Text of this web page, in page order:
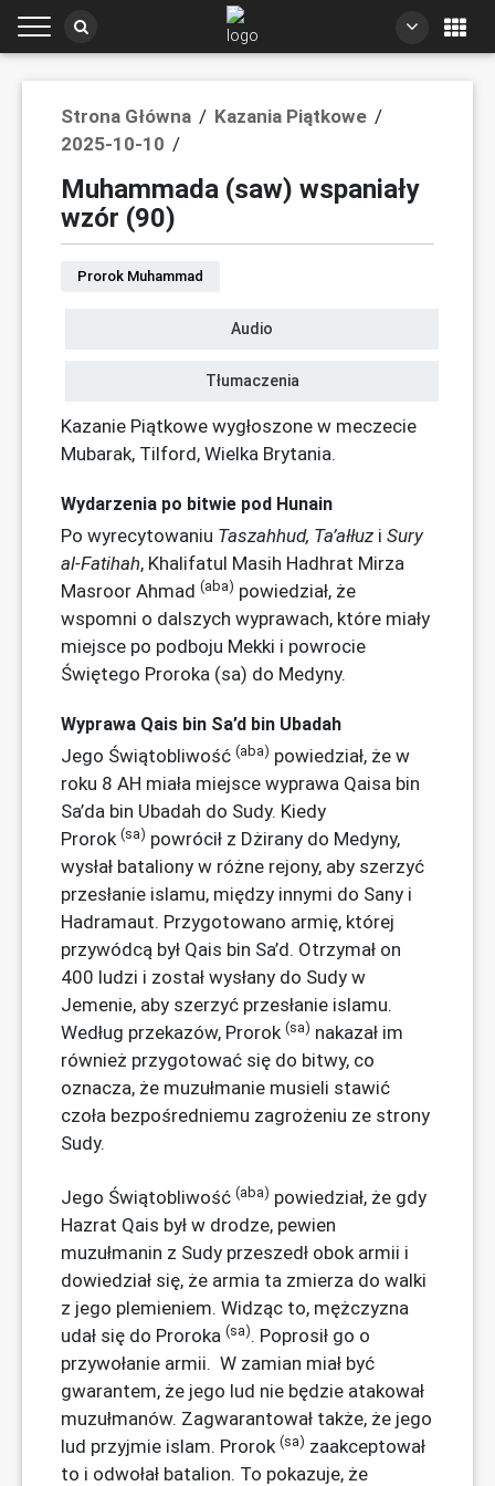
Strona Główna / Kazania Piątkowe /
2025-10-10 /
Muhammada (saw) wspaniały
wzór (90)
Prorok Muhammad
Audio
Tłumaczenia
Kazanie Piątkowe wygłoszone w meczecie
Mubarak, Tilford, Wielka Brytania.
Wydarzenia po bitwie pod Hunain
Po wyrecytowaniu Taszahhud, Ta’ałłuz i Sury
al-Fatihah, Khalifatul Masih Hadhrat Mirza
Masroor Ahmad (aba) powiedział, że
wspomni o dalszych wyprawach, które miały
miejsce po podboju Mekki i powrocie
Świętego Proroka (sa) do Medyny.
Wyprawa Qais bin Sa’d bin Ubadah
Jego Świątobliwość (aba) powiedział, że w
roku 8 AH miała miejsce wyprawa Qaisa bin
Sa’da bin Ubadah do Sudy. Kiedy
Prorok (sa) powrócił z Dżirany do Medyny,
wysłał bataliony w różne rejony, aby szerzyć
przesłanie islamu, między innymi do Sany i
Hadramaut. Przygotowano armię, której
przywódcą był Qais bin Sa’d. Otrzymał on
400 ludzi i został wysłany do Sudy w
Jemenie, aby szerzyć przesłanie islamu.
Według przekazów, Prorok (sa) nakazał im
również przygotować się do bitwy, co
oznacza, że ​​muzułmanie musieli stawić
czoła bezpośredniemu zagrożeniu ze strony
Sudy.
Jego Świątobliwość (aba) powiedział, że gdy
Hazrat Qais był w drodze, pewien
muzułmanin z Sudy przeszedł obok armii i
dowiedział się, że armia ta zmierza do walki
z jego plemieniem. Widząc to, mężczyzna
udał się do Proroka (sa). Poprosił go o
przywołanie armii. W zamian miał być
gwarantem, że jego lud nie będzie atakował
muzułmanów. Zagwarantował także, że jego
lud przyjmie islam. Prorok (sa) zaakceptował
to i odwołał batalion. To pokazuje, że